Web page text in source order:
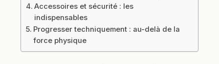
Accessoires et sécurité : les
indispensables
Progresser techniquement : au-delà de la
force physique